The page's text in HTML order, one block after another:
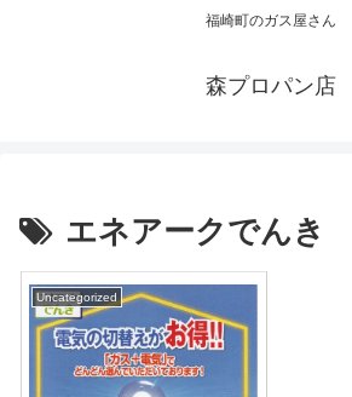
福崎町のガス屋さん
森プロパン店
エネアークでんき
Uncategorized